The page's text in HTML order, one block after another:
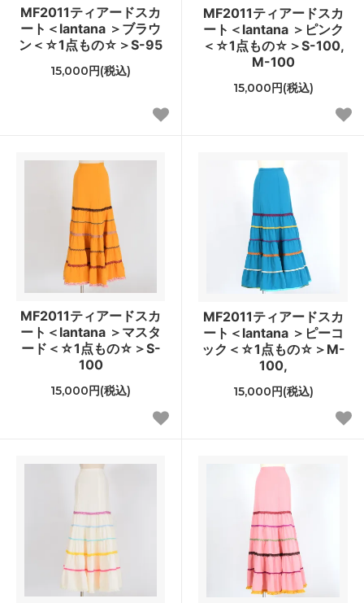
MF2011ティアードスカ
ート＜lantana ＞ブラウ
ン＜☆1点もの☆＞S-95
15,000円(税込)
MF2011ティアードスカ
ート＜lantana ＞ピンク
＜☆1点もの☆＞S-100,
M-100
15,000円(税込)
MF2011ティアードスカ
ート＜lantana ＞マスタ
ード＜☆1点もの☆＞S-
100
15,000円(税込)
MF2011ティアードスカ
ート＜lantana ＞ピーコ
ック＜☆1点もの☆＞M-
100,
15,000円(税込)